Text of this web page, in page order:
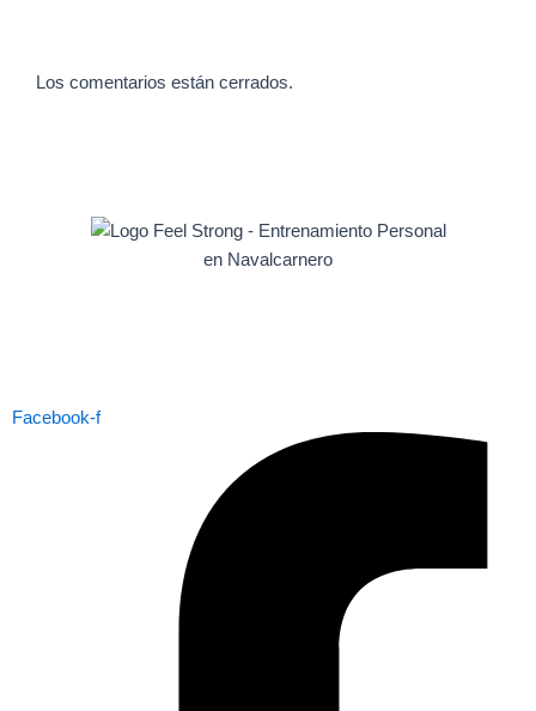
Los comentarios están cerrados.
Facebook-f